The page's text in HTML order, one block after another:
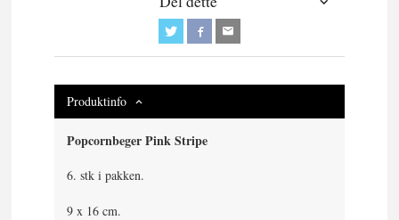
Produktinfo
Popcornbeger Pink Stripe
6. stk i pakken.
9 x 16 cm.